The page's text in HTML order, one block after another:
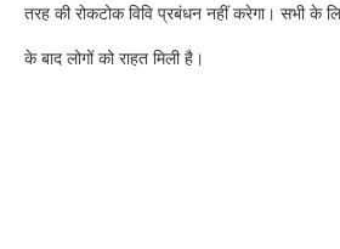
तरह की रोकटोक विवि प्रबंधन नहीं करेगा। सभी के
के बाद लोगों को राहत मिली है।